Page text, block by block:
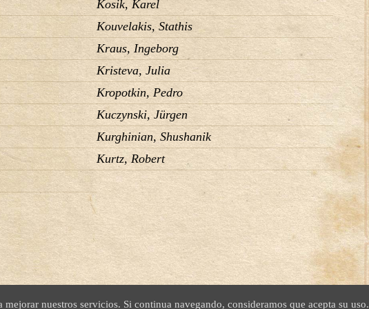
Kosik, Karel
Kouvelakis, Stathis
Kraus, Ingeborg
Kristeva, Julia
Kropotkin, Pedro
Kuczynski, Jürgen
Kurghinian, Shushanik
Kurtz, Robert
nuestros servicios. Si continua navegando, consideramos que acepta su uso.